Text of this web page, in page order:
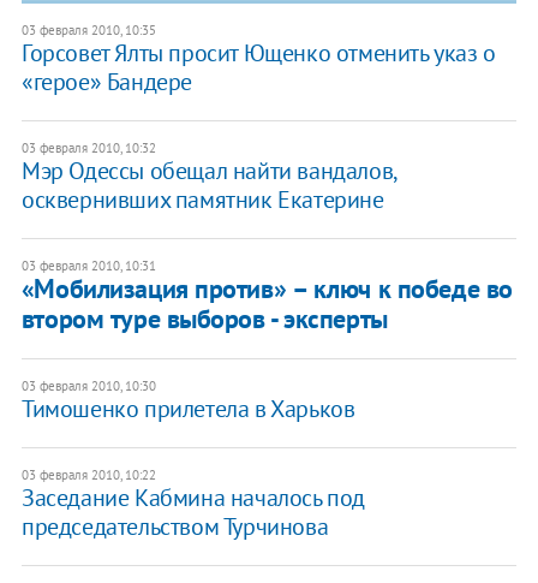
03 февраля 2010, 10:35
Горсовет Ялты просит Ющенко отменить указ о
«герое» Бандере
03 февраля 2010, 10:32
Мэр Одессы обещал найти вандалов,
осквернивших памятник Екатерине
03 февраля 2010, 10:31
«Мобилизация против» – ключ к победе во
втором туре выборов - эксперты
03 февраля 2010, 10:30
Тимошенко прилетела в Харьков
03 февраля 2010, 10:22
Заседание Кабмина началось под
председательством Турчинова